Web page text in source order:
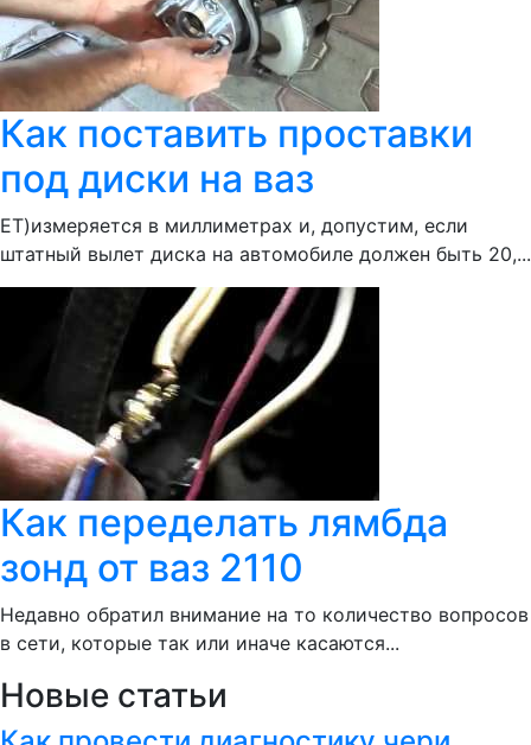
Как поставить проставки
под диски на ваз
ЕТ)измеряется в миллиметрах и, допустим, если
штатный вылет диска на автомобиле должен быть 20,...
Как переделать лямбда
зонд от ваз 2110
Недавно обратил внимание на то количество вопросов
в сети, которые так или иначе касаются...
Новые статьи